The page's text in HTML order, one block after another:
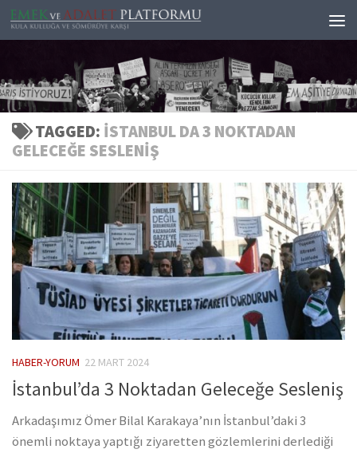
Skip to content
TAGGED: İSTANBUL DA 3 NOKTADAN
GELECEĞE SESLENIŞ
HABER-YORUM 22 MART 2024
İstanbul’da 3 Noktadan Geleceğe Sesleniş
Arkadaşımız Ömer Bilal Karakaya’nın İstanbul’daki 3
önemli noktaya yaptığı ziyaretten gözlemlerini derlediği